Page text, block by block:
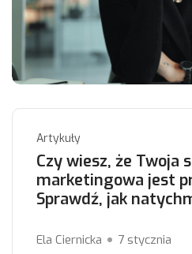
Artykuły
Czy wiesz, że Twoja
marketingowa jest
Sprawdź, jak
Ela Ciernicka 7 stycznia